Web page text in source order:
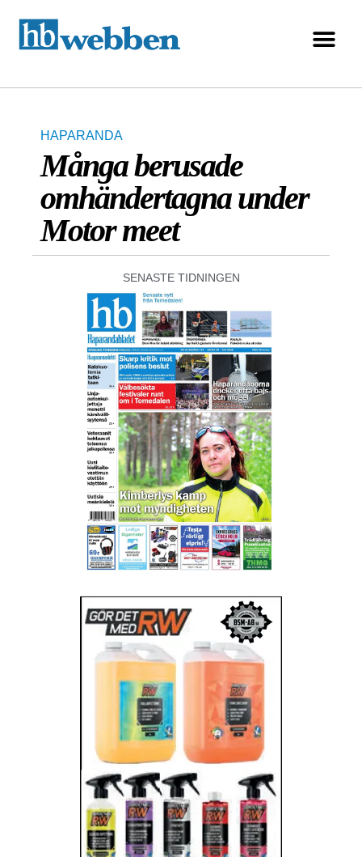
HAPARANDA
Många berusade
omhändertagna under
Motor meet
SENASTE TIDNINGEN